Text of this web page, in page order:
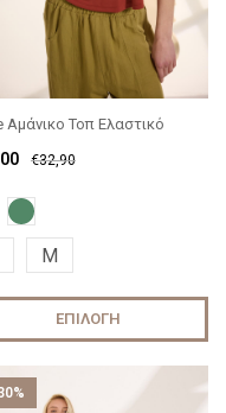
Αμάνικο Τοπ Ελαστικό
€32,90
M
ΕΠΙΛΟΓΉ